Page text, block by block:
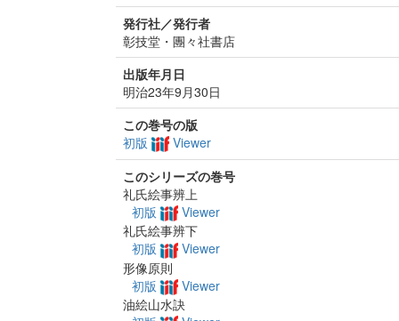
発行社／発行者
彰技堂・團々社書店
出版年月日
明治23年9月30日
この巻号の版
初版
Viewer
このシリーズの巻号
礼氏絵事辨上
初版
Viewer
礼氏絵事辨下
初版
Viewer
形像原則
初版
Viewer
油絵山水訣